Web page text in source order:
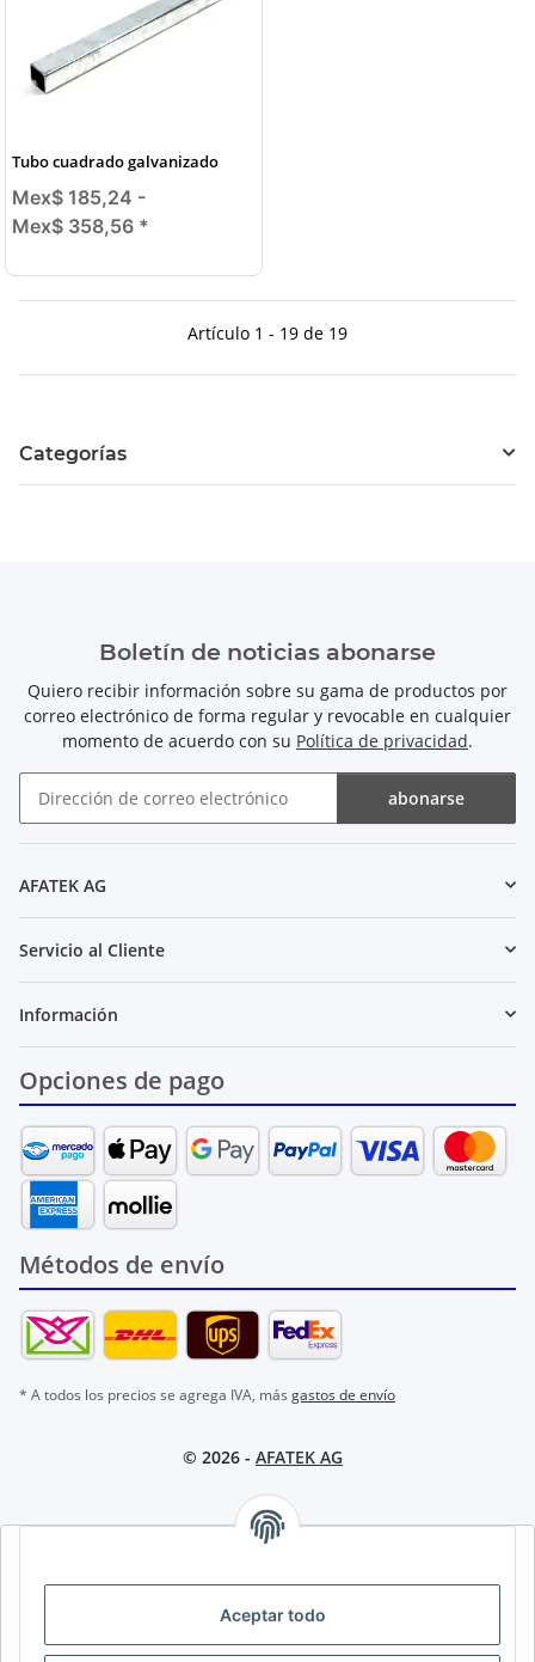
Aceptar todo
Tubo cuadrado galvanizado
Mex$ 185,24 -
Mex$ 358,56 *
Artículo 1 - 19 de 19
Categorías
Boletín de noticias abonarse
Quiero recibir información sobre su gama de productos por
correo electrónico de forma regular y revocable en cualquier
momento de acuerdo con su Política de privacidad.
abonarse
AFATEK AG
Servicio al Cliente
Información
Opciones de pago
Métodos de envío
* A todos los precios se agrega IVA, más gastos de envío
© 2026 - AFATEK AG
SELECT REGION & LANGUAGE | CHOISIR LA RÉGION ET LA
DE AT CH (DE) CH (FR)